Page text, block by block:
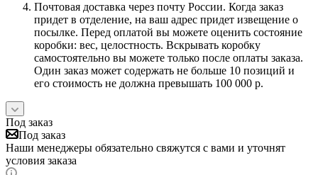
Почтовая доставка через почту России. Когда заказ
придет в отделение, на ваш адрес придет извещение о
посылке. Перед оплатой вы можете оценить состояние
коробки: вес, целостность. Вскрывать коробку
самостоятельно вы можете только после оплаты заказа.
Один заказ может содержать не больше 10 позиций и
его стоимость не должна превышать 100 000 р.
Под заказ
Под заказ
Наши менеджеры обязательно свяжутся с вами и уточнят
условия заказа